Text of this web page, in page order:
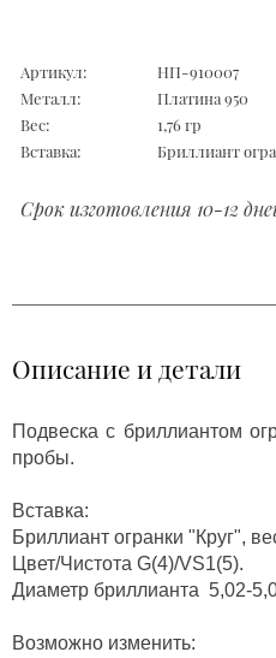
Артикул:
НП-910007
Металл:
Платина 950
Вес:
1,76 гр
Вставка:
Бриллиант
Срок изготовления 10-12
Описание и детали
Подвеска с бриллиантом
пробы.
Вставка:
Бриллиант огранки "Круг",
Цвет/Чистота G(4)/VS1(5).
Диаметр бриллианта 5,02-
Возможно изменить: